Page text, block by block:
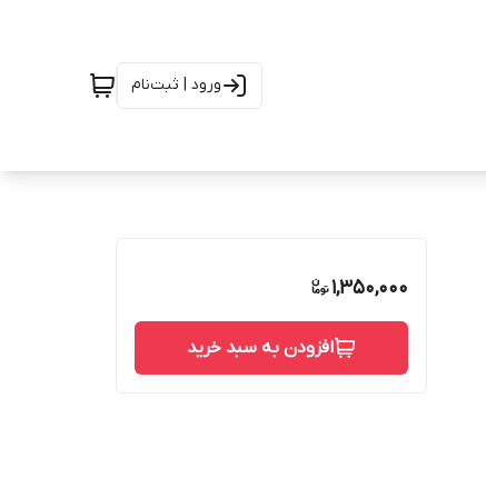
ورود | ثبت‌نام
1,350,000
افزودن به سبد خرید